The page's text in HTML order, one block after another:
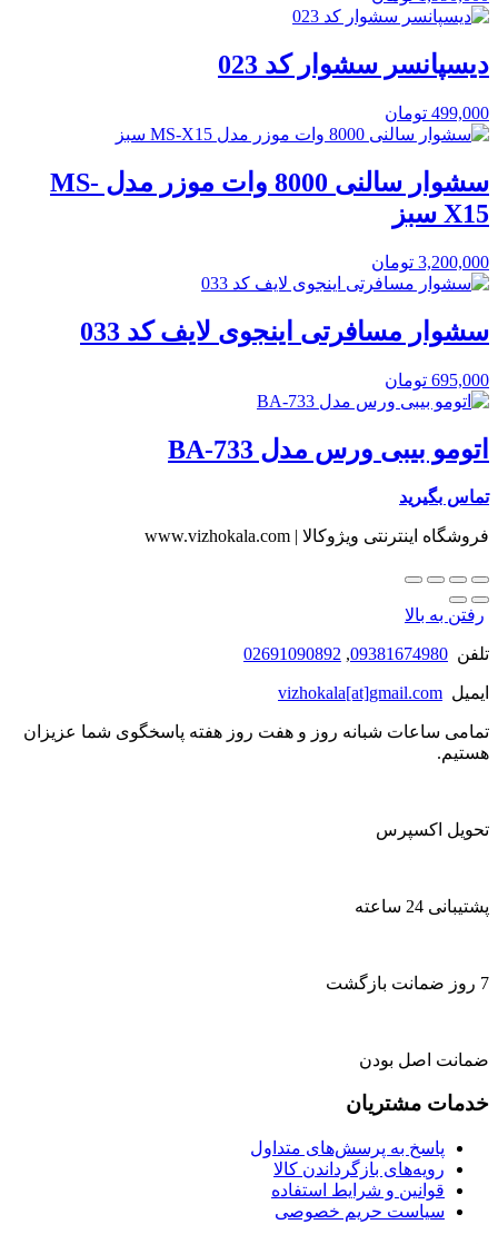
دیسپانسر سشوار کد 023
499,000 تومان
سشوار سالنی 8000 وات موزر مدل MS-
X15 سبز
3,200,000 تومان
سشوار مسافرتی اینجوی لایف کد 033
695,000 تومان
اتومو بیبی ورس مدل BA-733
تماس بگیرید
فروشگاه اینترنتی ویژوکالا | www.vizhokala.com
رفتن به بالا
تلفن 09381674980
,
02691090892
ایمیل vizhokala[at]gmail.com
تمامی ساعات شبانه روز و هفت روز هفته پاسخگوی شما عزیزان
هستیم.
تحویل اکسپرس
پشتیبانی 24 ساعته
7 روز ضمانت بازگشت
ضمانت اصل بودن
خدمات مشتریان
پاسخ به پرسش‌های متداول
رویه‌های بازگرداندن کالا
قوانین و شرایط استفاده
سیاست حریم خصوصی